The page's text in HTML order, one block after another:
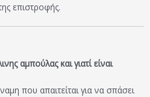
επιστροφής.
αμπούλας και γιατί είναι
που απαιτείται για να σπάσει